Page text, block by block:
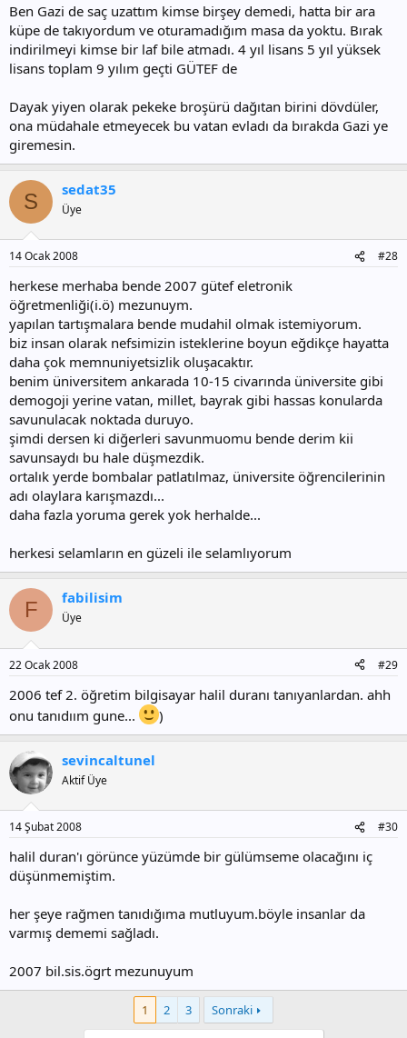
Ben Gazi de saç uzattım kimse birşey demedi, hatta bir ara
küpe de takıyordum ve oturamadığım masa da yoktu. Bırak
indirilmeyi kimse bir laf bile atmadı. 4 yıl lisans 5 yıl yüksek
lisans toplam 9 yılım geçti GÜTEF de
Dayak yiyen olarak pekeke broşürü dağıtan birini dövdüler,
ona müdahale etmeyecek bu vatan evladı da bırakda Gazi ye
giremesin.
S sedat35
Üye
14 Ocak 2008 #28
herkese merhaba bende 2007 gütef eletronik
öğretmenliği(i.ö) mezunuym.
yapılan tartışmalara bende mudahil olmak istemiyorum.
biz insan olarak nefsimizin isteklerine boyun eğdikçe hayatta
daha çok memnuniyetsizlik oluşacaktır.
benim üniversitem ankarada 10-15 civarında üniversite gibi
demogoji yerine vatan, millet, bayrak gibi hassas konularda
savunulacak noktada duruyo.
şimdi dersen ki diğerleri savunmuomu bende derim kii
savunsaydı bu hale düşmezdik.
ortalık yerde bombalar patlatılmaz, üniversite öğrencilerinin
adı olaylara karışmazdı...
daha fazla yoruma gerek yok herhalde...
herkesi selamların en güzeli ile selamlıyorum
F fabilisim
Üye
22 Ocak 2008 #29
2006 tef 2. öğretim bilgisayar halil duranı tanıyanlardan. ahh
onu tanıdıım gune...
)
sevincaltunel
Aktif Üye
14 Şubat 2008 #30
halil duran'ı görünce yüzümde bir gülümseme olacağını iç
düşünmemiştim.
her şeye rağmen tanıdığıma mutluyum.böyle insanlar da
varmış dememi sağladı.
2007 bil.sis.ögrt mezunuyum
1 2 3
Sonraki